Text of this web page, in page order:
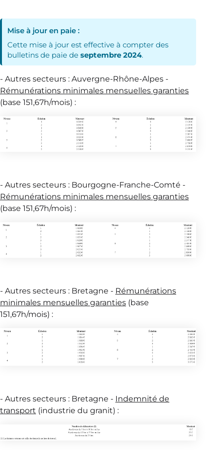
Mise à jour en paie :
Cette mise à jour est effective à compter des
bulletins de paie deseptembre 2024.
- Autres secteurs : Auvergne-Rhône-Alpes -
Rémunérations minimales mensuelles garanties
(base 151,67h/mois) :
- Autres secteurs : Bourgogne-Franche-Comté -
Rémunérations minimales mensuelles garanties
(base 151,67h/mois) :
- Autres secteurs : Bretagne - Rémunérations
minimales mensuelles garanties (base
151,67h/mois) :
- Autres secteurs : Bretagne - Indemnité de
transport (industrie du granit) :